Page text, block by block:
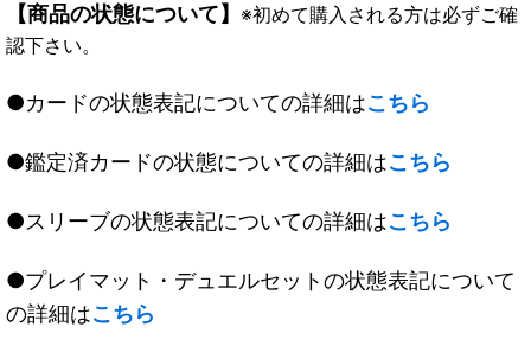
【商品の状態について】 ※初めて購入される方は必ずご確
認下さい。
●カードの状態表記についての詳細はこちら
●鑑定済カードの状態についての詳細はこちら
●スリーブの状態表記についての詳細はこちら
●プレイマット・デュエルセットの状態表記について
の詳細はこちら